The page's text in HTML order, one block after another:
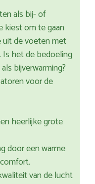
als bij- of
kiest om te gaan
uit de voeten met
het de bedoeling
bijverwarming?
voor de
heerlijke grote
door een warme
van de lucht